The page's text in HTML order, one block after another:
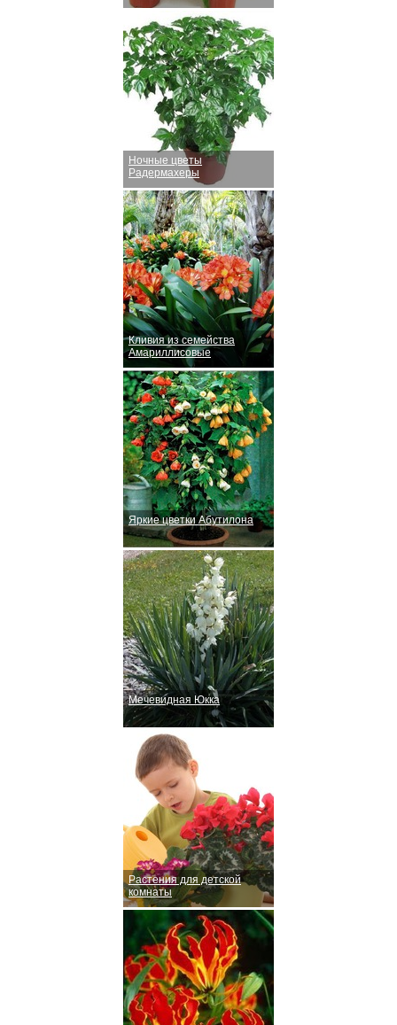
Ночные цветы
Радермахеры
Кливия из семейства
Амариллисовые
Яркие цветки Абутилона
Мечевидная Юкка
Растения для детской
комнаты